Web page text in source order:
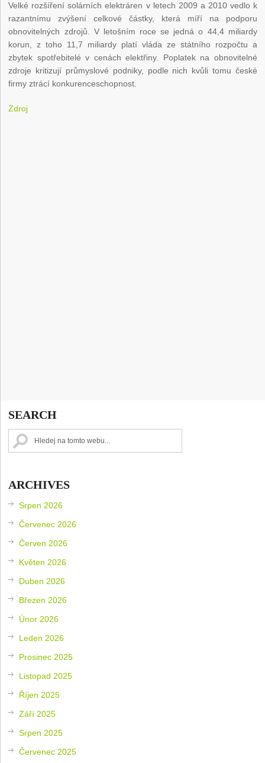
Velké rozšíření solárních elektráren v letech 2009 a 2010 vedlo k
razantnímu zvýšení celkové částky, která míří na podporu
obnovitelných zdrojů. V letošním roce se jedná o 44,4 miliardy
korun, z toho 11,7 miliardy platí vláda ze státního rozpočtu a
zbytek spotřebitelé v cenách elektřiny. Poplatek na obnovitelné
zdroje kritizují průmyslové podniky, podle nich kvůli tomu české
firmy ztrácí konkurenceschopnost.
Zdroj
SEARCH
ARCHIVES
Srpen 2026
Červenec 2026
Červen 2026
Květen 2026
Duben 2026
Březen 2026
Únor 2026
Leden 2026
Prosinec 2025
Listopad 2025
Říjen 2025
Září 2025
Srpen 2025
Červenec 2025